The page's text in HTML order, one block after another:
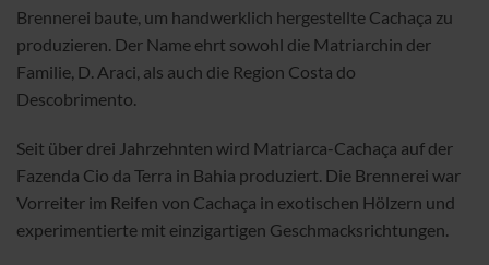
Brennerei baute, um handwerklich hergestellte Cachaça zu
produzieren. Der Name ehrt sowohl die Matriarchin der
Familie, D. Araci, als auch die Region Costa do
Descobrimento.
Seit über drei Jahrzehnten wird Matriarca-Cachaça auf der
Fazenda Cio da Terra in Bahia produziert. Die Brennerei war
Vorreiter im Reifen von Cachaça in exotischen Hölzern und
experimentierte mit einzigartigen Geschmacksrichtungen.